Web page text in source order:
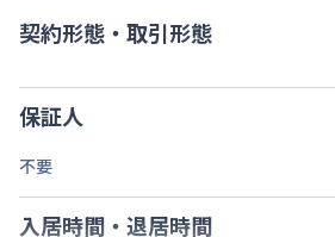
契約形態・取引形態
保証人
不要
入居時間・退居時間